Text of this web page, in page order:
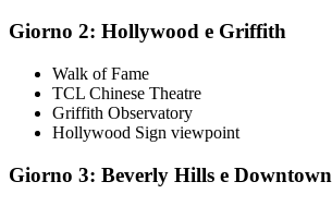
Giorno 2: Hollywood e Griffith
Walk of Fame
TCL Chinese Theatre
Griffith Observatory
Hollywood Sign viewpoint
Giorno 3: Beverly Hills e Downtown